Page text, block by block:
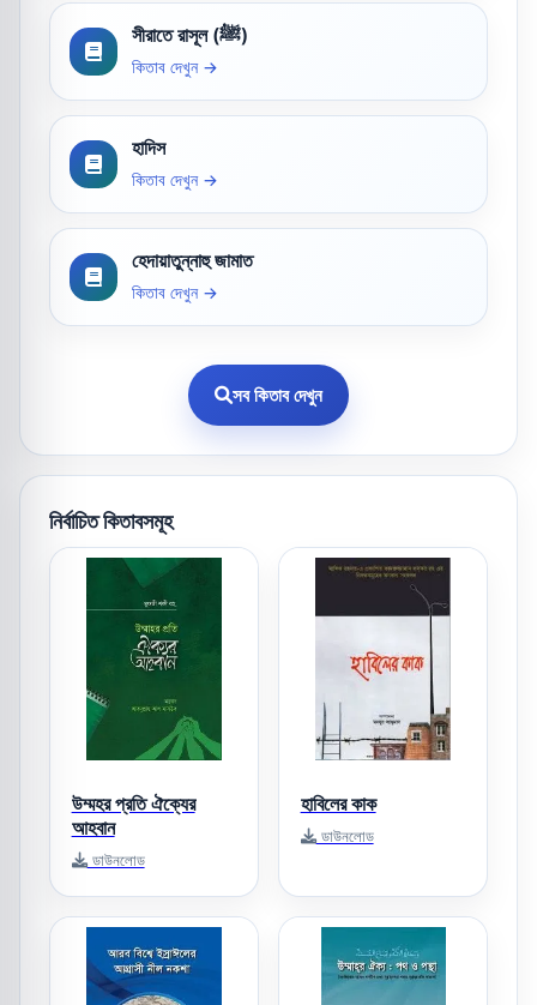
সীরাতে রাসূল (ﷺ)
কিতাব দেখুন →
হাদিস
কিতাব দেখুন →
হেদায়াতুন্নাহু জামাত
কিতাব দেখুন →
সব কিতাব দেখুন
নির্বাচিত কিতাবসমূহ
উম্মহর প্রতি ঐক্যের
আহবান
ডাউনলোড
হাবিলের কাক
ডাউনলোড